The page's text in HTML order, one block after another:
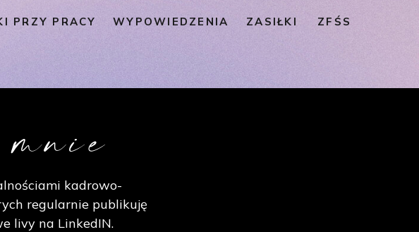
PRZY PRACY WYPOWIEDZENIA ZASIŁKI ZFŚS
kadrowo-
regularnie publikuję
livy na LinkedIN.